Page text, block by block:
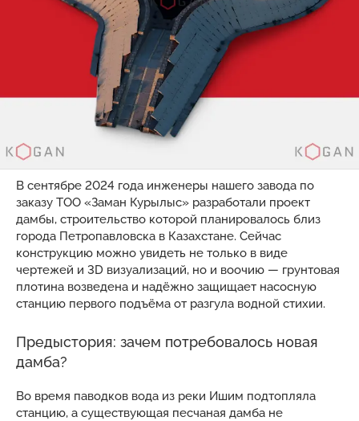
В сентябре 2024 года инженеры нашего завода по
заказу ТОО «Заман Курылыс» разработали проект
дамбы, строительство которой планировалось близ
города Петропавловска в Казахстане. Сейчас
конструкцию можно увидеть не только в виде
чертежей и 3D визуализаций, но и воочию — грунтовая
плотина возведена и надёжно защищает насосную
станцию первого подъёма от разгула водной стихии.
Предыстория: зачем потребовалось новая
дамба?
Во время паводков вода из реки Ишим подтопляла
станцию, а существующая песчаная дамба не